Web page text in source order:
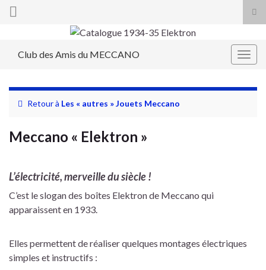
Search for:
Club des Amis du MECCANO
Retour à Les « autres » Jouets Meccano
Meccano « Elektron »
L’électricité, merveille du siècle !
C’est le slogan des boîtes Elektron de Meccano qui
apparaissent en 1933.
Elles permettent de réaliser quelques montages électriques
simples et instructifs :